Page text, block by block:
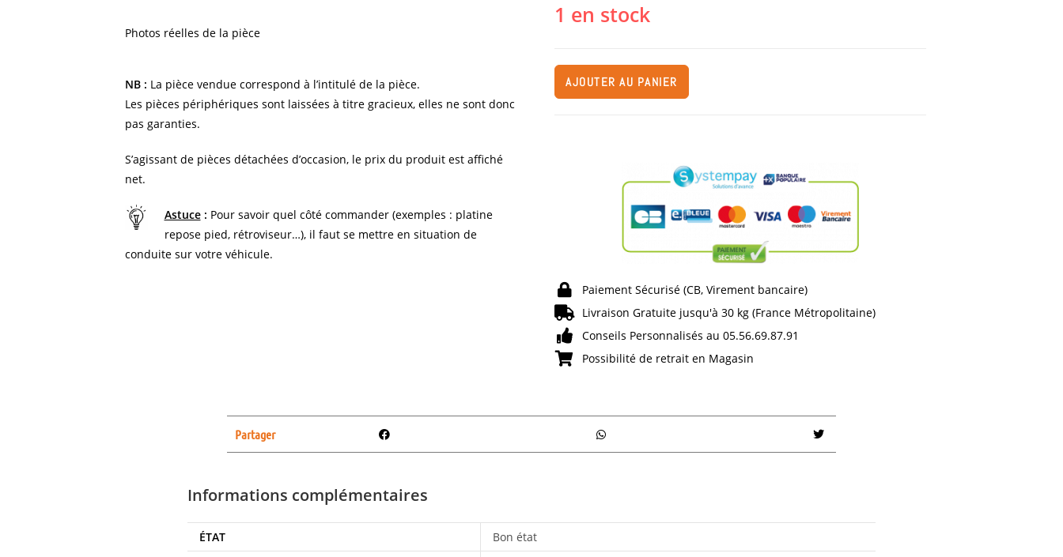
Photos réelles de la pièce
NB : La pièce vendue correspond à l’intitulé de la pièce.
Les pièces périphériques sont laissées à titre gracieux, elles ne sont donc
pas garanties.
S’agissant de pièces détachées d’occasion, le prix du produit est affiché
net.
Astuce: Pour savoir quel côté commander (exemples : platine
repose pied, rétroviseur…), il faut se mettre en situation de
conduite sur votre véhicule.
1 en stock
AJOUTER AU PANIER
Paiement Sécurisé (CB, Virement bancaire)
Livraison Gratuite jusqu'à 30 kg (France Métropolitaine)
Conseils Personnalisés au 05.56.69.87.91
Possibilité de retrait en Magasin
Partager
Informations complémentaires
ÉTAT
Bon état